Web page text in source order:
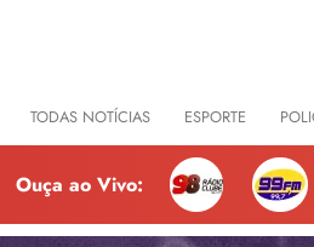
TODAS NOTÍCIAS ESPORTE
Ouça ao Vivo: